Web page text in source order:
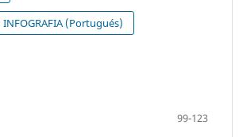
INFOGRAFIA (Portugués)
99-123